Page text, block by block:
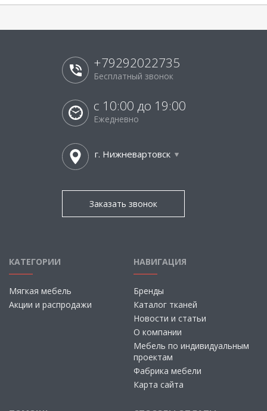
+79292022735
Бесплатный звонок
с 10:00 до 19:00
Ежедневно
г. Нижневартовск
Заказать звонок
КАТЕГОРИИ
Мягкая мебель
Акции и распродажи
НАВИГАЦИЯ
Бренды
Каталог тканей
Новости и статьи
О компании
Мебель по индивидуальным
проектам
Фабрика мебели
Карта сайта